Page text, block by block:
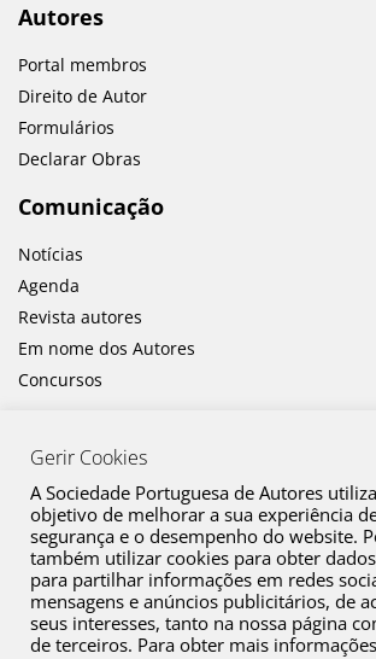
Autores
Portal membros
Direito de Autor
Formulários
Declarar Obras
Comunicação
Notícias
Agenda
Revista autores
Em nome dos Autores
Concursos
Canal de Denúncia
Plano de Prevenção de Riscos de Corrupção e
Política de Privacidade
Gerir Cookies
A Sociedade Portuguesa de Autores
objetivo de melhorar a sua experiência
segurança e o desempenho do website.
também utilizar cookies para obter
para partilhar informações em redes
mensagens e anúncios publicitários, de
seus interesses, tanto na nossa página
de terceiros. Para obter mais